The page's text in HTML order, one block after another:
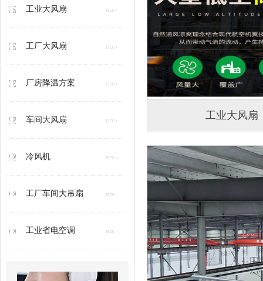
工业大风扇
工厂大风扇
厂房降温方案
车间大风扇
冷风机
工厂车间大吊扇
工业省电空调
工业大风扇